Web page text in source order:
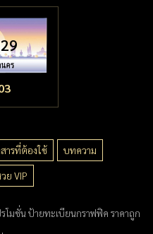
สารที่ต้องใช้
บทความ
ย VIP
โมชั่น ป้ายทะเบียนกราฟฟิค ราคาถูก